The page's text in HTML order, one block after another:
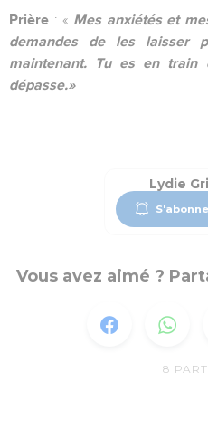
Prière : « Mes anxiétés et
demandes de les laisser
maintenant. Tu es en train
dépasse.»
Lydie
Vous avez aimé ?
8